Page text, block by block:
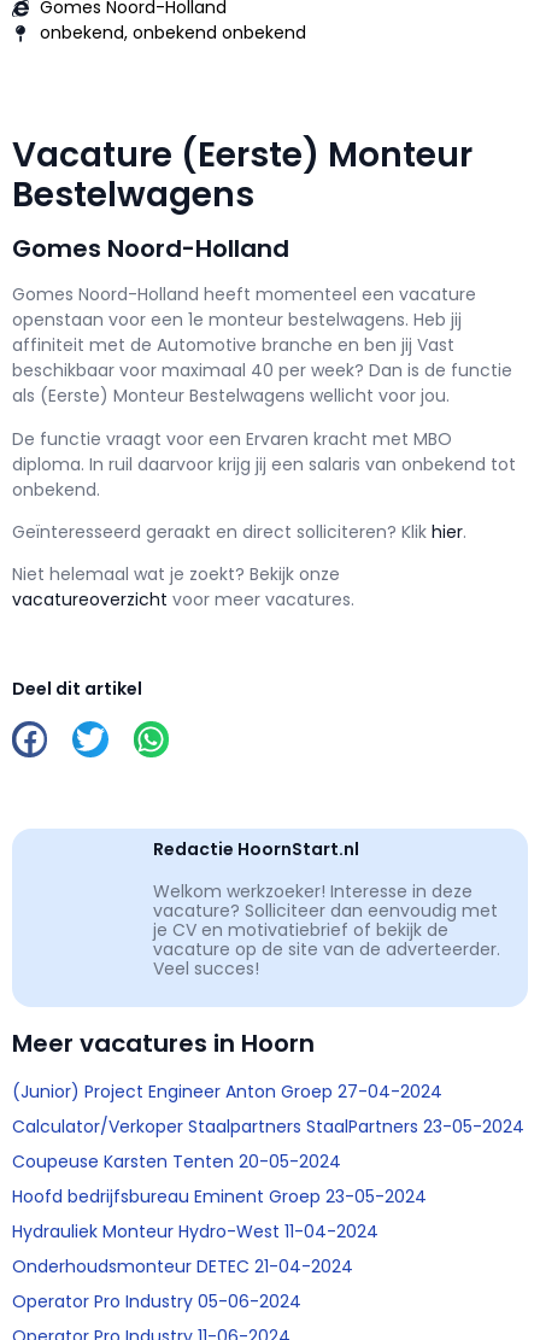
Gomes Noord-Holland
onbekend, onbekend onbekend
Vacature (Eerste) Monteur
Bestelwagens
Gomes Noord-Holland
Gomes Noord-Holland heeft momenteel een vacature
openstaan voor een 1e monteur bestelwagens. Heb jij
affiniteit met de Automotive branche en ben jij Vast
beschikbaar voor maximaal 40 per week? Dan is de functie
als (Eerste) Monteur Bestelwagens wellicht voor jou.
De functie vraagt voor een Ervaren kracht met MBO
diploma. In ruil daarvoor krijg jij een salaris van onbekend tot
onbekend.
Geïnteresseerd geraakt en direct solliciteren? Klik hier.
Niet helemaal wat je zoekt? Bekijk onze
vacatureoverzicht voor meer vacatures.
Deel dit artikel
Redactie HoornStart.nl
Welkom werkzoeker! Interesse in deze
vacature? Solliciteer dan eenvoudig met
je CV en motivatiebrief of bekijk de
vacature op de site van de adverteerder.
Veel succes!
Meer vacatures in Hoorn
(Junior) Project Engineer Anton Groep 27-04-2024
Calculator/Verkoper Staalpartners StaalPartners 23-05-2024
Coupeuse Karsten Tenten 20-05-2024
Hoofd bedrijfsbureau Eminent Groep 23-05-2024
Hydrauliek Monteur Hydro-West 11-04-2024
Onderhoudsmonteur DETEC 21-04-2024
Operator Pro Industry 05-06-2024